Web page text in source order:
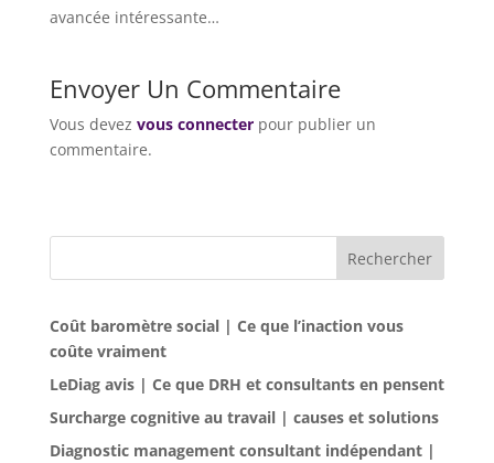
avancée intéressante…
Envoyer Un Commentaire
Vous devez vous connecterpour publier un
commentaire.
Rechercher
Coût baromètre social | Ce que l’inaction vous
coûte vraiment
LeDiag avis | Ce que DRH et consultants en pensent
Surcharge cognitive au travail | causes et solutions
Diagnostic management consultant indépendant |